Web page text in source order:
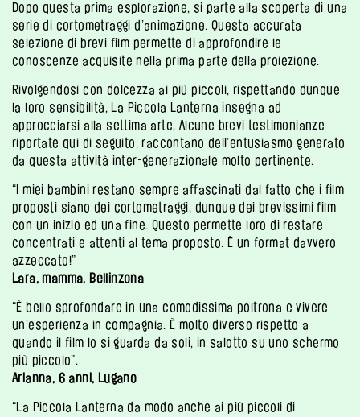
Dopo questa prima esplorazione, si parte alla scoperta di una
serie di cortometraggi d’animazione. Questa accurata
selezione di brevi film permette di approfondire le
conoscenze acquisite nella prima parte della proiezione.
Rivolgendosi con dolcezza ai più piccoli, rispettando dunque
la loro sensibilità, La Piccola Lanterna insegna ad
approcciarsi alla settima arte. Alcune brevi testimonianze
riportate qui di seguito, raccontano dell’entusiasmo generato
da questa attività inter-generazionale molto pertinente.
“I miei bambini restano sempre affascinati dal fatto che i film
proposti siano dei cortometraggi, dunque dei brevissimi film
con un inizio ed una fine. Questo permette loro di restare
concentrati e attenti al tema proposto. È un format davvero
azzeccato!”
Lara, mamma, Bellinzona
“È bello sprofondare in una comodissima poltrona e vivere
un’esperienza in compagnia. È molto diverso rispetto a
quando il film lo si guarda da soli, in salotto su uno schermo
più piccolo”.
Arianna, 6 anni, Lugano
“La Piccola Lanterna da modo anche ai più piccoli di